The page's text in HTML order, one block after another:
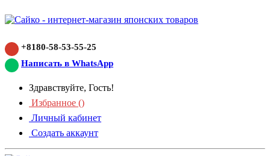
+8180-58-53-55-25
Написать в WhatsApp
Здравствуйте, Гость!
Избранное ()
Личный кабинет
Создать аккаунт